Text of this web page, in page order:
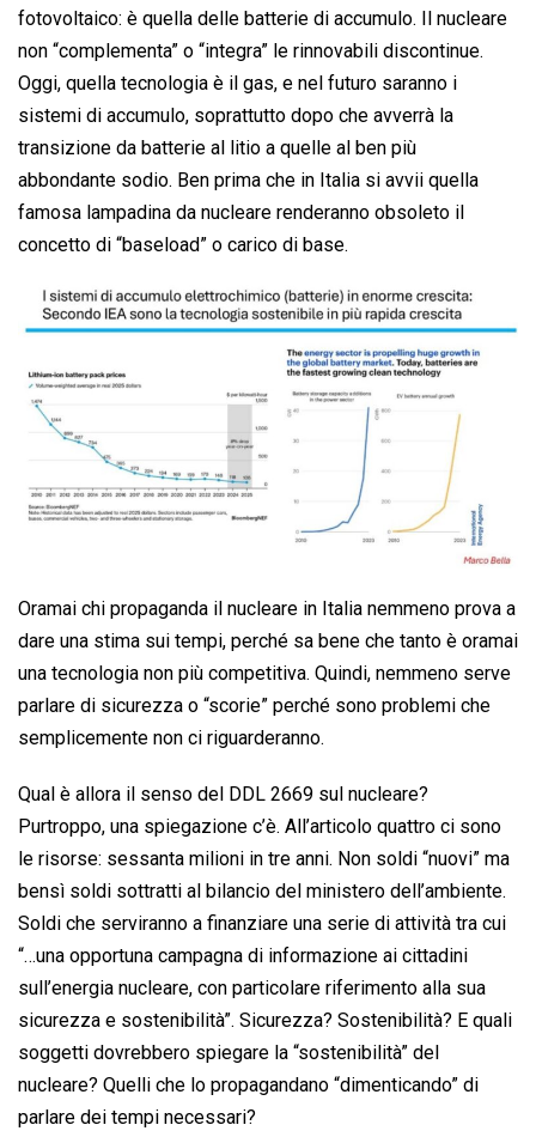
fotovoltaico: è quella delle batterie di accumulo. Il nucleare
non “complementa” o “integra” le rinnovabili discontinue.
Oggi, quella tecnologia è il gas, e nel futuro saranno i
sistemi di accumulo, soprattutto dopo che avverrà la
transizione da batterie al litio a quelle al ben più
abbondante sodio. Ben prima che in Italia si avvii quella
famosa lampadina da nucleare renderanno obsoleto il
concetto di “baseload” o carico di base.
Oramai chi propaganda il nucleare in Italia nemmeno prova a
dare una stima sui tempi, perché sa bene che tanto è oramai
una tecnologia non più competitiva. Quindi, nemmeno serve
parlare di sicurezza o “scorie” perché sono problemi che
semplicemente non ci riguarderanno.
Qual è allora il senso del DDL 2669 sul nucleare?
Purtroppo, una spiegazione c’è. All’articolo quattro ci sono
le risorse: sessanta milioni in tre anni. Non soldi “nuovi” ma
bensì soldi sottratti al bilancio del ministero dell’ambiente.
Soldi che serviranno a finanziare una serie di attività tra cui
“…una opportuna campagna di informazione ai cittadini
sull’energia nucleare, con particolare riferimento alla sua
sicurezza e sostenibilità”. Sicurezza? Sostenibilità? E quali
soggetti dovrebbero spiegare la “sostenibilità” del
nucleare? Quelli che lo propagandano “dimenticando” di
parlare dei tempi necessari?